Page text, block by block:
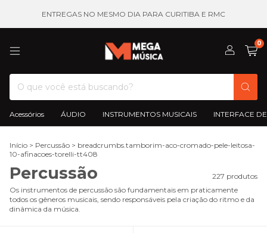
ENTREGAS NO MESMO DIA PARA CURITIBA E RMC
0
Acessórios ÁUDIO INSTRUMENTOS MUSICAIS INTERFACE
Início > Percussão > breadcrumbs.tamborim-aco-cromado-pele-leitosa-
10-afinacoes-torelli-tt408
Percussão
227 produtos
Os instrumentos de percussão são fundamentais em praticamente
todos os gêneros musicais, sendo responsáveis pela criação do ritmo e da
dinâmica da música.